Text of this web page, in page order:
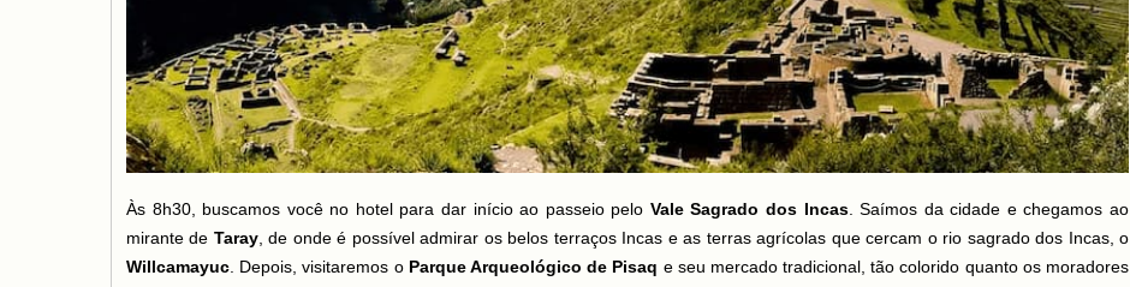
Às 8h30, buscamos você no hotel para dar início ao passeio pelo Vale Sagrado dos Incas. Saímos da cidade e chegamos ao
mirante de Taray, de onde é possível admirar os belos terraços Incas e as terras agrícolas que cercam o rio sagrado dos Incas, o
Willcamayuc . Depois, visitaremos o Parque Arqueológico de Pisaq e seu mercado tradicional, tão colorido quanto os moradores